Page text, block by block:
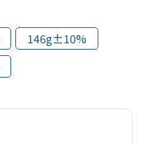
146g±10%